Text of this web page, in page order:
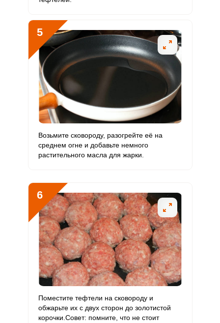
Хром
Бор 1200 мкг 2.6 6.6
Ванадий 20 мкг 56.3
Молибден 5.4
5
Возьмите сковороду, разогрейте её на
среднем огне и добавьте немного
растительного масла для жарки.
6
Поместите тефтели на сковороду и
обжарьте их с двух сторон до золотистой
корочки.Совет: помните, что не стоит